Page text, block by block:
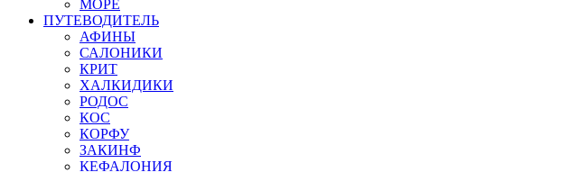
МОРЕ
ПУТЕВОДИТЕЛЬ
АФИНЫ
САЛОНИКИ
КРИТ
ХАЛКИДИКИ
РОДОС
КОС
КОРФУ
ЗАКИНФ
КЕФАЛОНИЯ